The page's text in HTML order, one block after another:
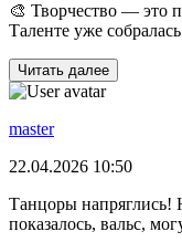
🎨 Творчество — это
Таленте уже
Читать далее
master
22.04.2026 10:50
Танцоры напряглись!
показалось, вальс,